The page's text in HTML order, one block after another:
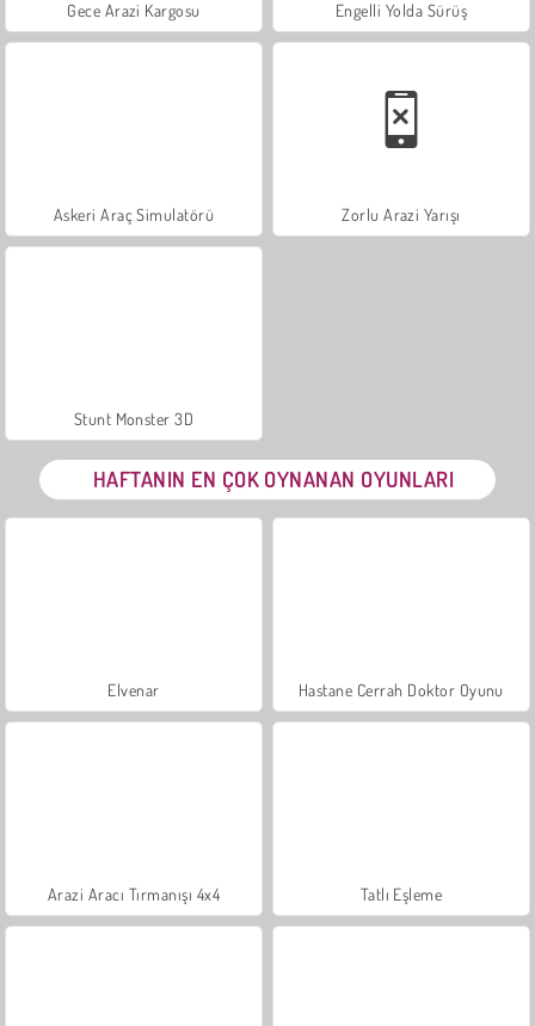
Gece Arazi Kargosu Engelli Yolda Sürüş
Askeri Araç Simulatörü Zorlu Arazi Yarışı
Stunt Monster 3D
HAFTANIN EN ÇOK OYNANAN OYUNLARI
Elvenar Hastane Cerrah Doktor Oyunu
Arazi Aracı Tırmanışı 4x4 Tatlı Eşleme